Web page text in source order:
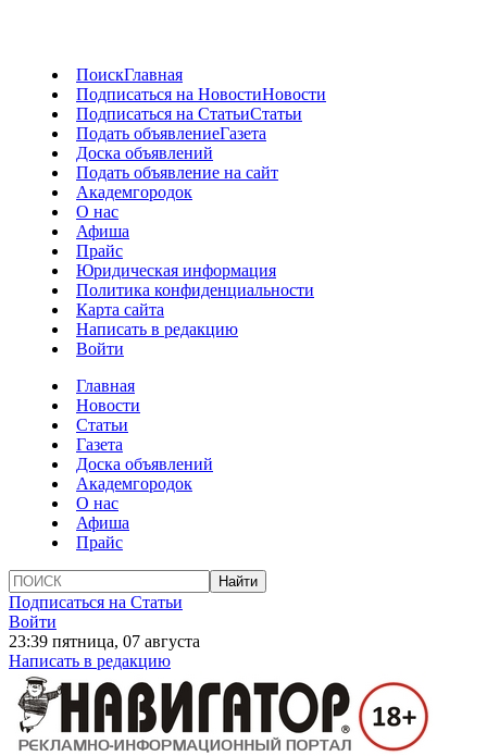
ПоискГлавная
Подписаться на НовостиНовости
Подписаться на СтатьиСтатьи
Подать объявлениеГазета
Доска объявлений
Подать объявление на сайт
Академгородок
О нас
Афиша
Прайс
Юридическая информация
Политика конфиденциальности
Карта сайта
Написать в редакцию
Войти
Главная
Новости
Статьи
Газета
Доска объявлений
Академгородок
О нас
Афиша
Прайс
Подписаться на Статьи
Войти
23:39 пятница, 07 августа
Написать в редакцию